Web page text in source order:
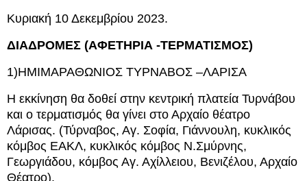
Κυριακή 10 Δεκεμβρίου 2023.
ΔΙΑΔΡΟΜΕΣ (ΑΦΕΤΗΡΙΑ -ΤΕΡΜΑΤΙΣΜΟΣ)
1)ΗΜΙΜΑΡΑΘΩΝΙΟΣ ΤΥΡΝΑΒΟΣ –ΛΑΡΙΣΑ
Η εκκίνηση θα δοθεί στην κεντρική πλατεία Τυρνάβου
και ο τερματισμός θα γίνει στο Αρχαίο θέατρο
Λάρισας. (Τύρναβος, Αγ. Σοφία, Γιάννουλη, κυκλικός
κόμβος ΕΑΚΛ, κυκλικός κόμβος Ν.Σμύρνης,
Γεωργιάδου, κόμβος Αγ. Αχίλλειου, Βενιζέλου, Αρχαίο
Θέατρο).